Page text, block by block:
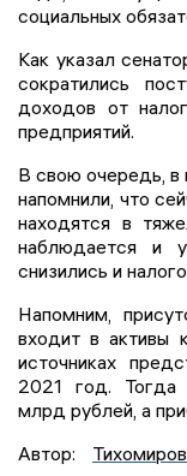
социальных
Как указал
сократились
доходов от
предприятий.
В свою очередь, в
напомнили, что
находятся в
наблюдается и
снизились и
Напомним,
входит в активы
источниках
2021 год.
млрд рублей, а
Автор: